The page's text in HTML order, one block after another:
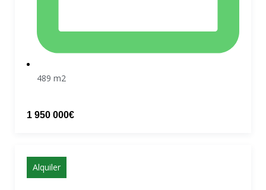
489 m2
1 950 000€
Alquiler